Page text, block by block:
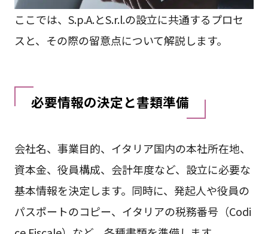
ここでは、S.p.A.とS.r.l.の設立に共通するプロセ
スと、その際の留意点について解説します。
必要情報の決定と書類準備
会社名、事業目的、イタリア国内の本社所在地、
資本金、役員構成、会計年度など、設立に必要な
基本情報を決定します。同時に、発起人や役員の
パスポートのコピー、イタリアの税務番号（Codi